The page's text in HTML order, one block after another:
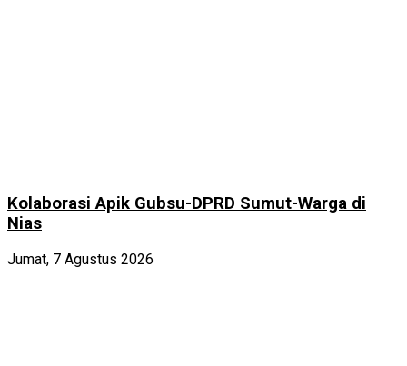
Kolaborasi Apik Gubsu-DPRD Sumut-Warga di
Nias
Jumat, 7 Agustus 2026